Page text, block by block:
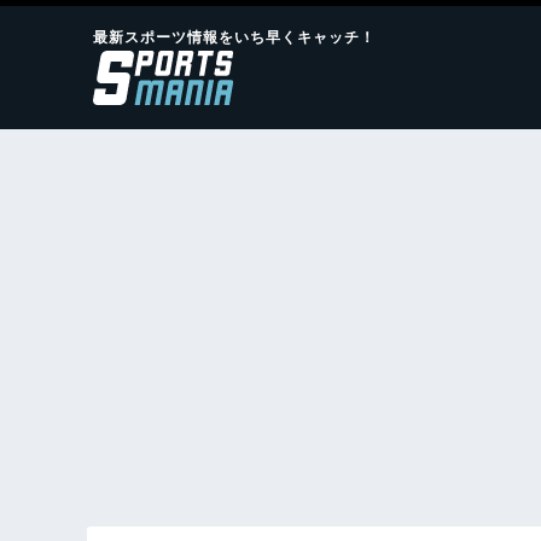
最新スポーツ情報をいち早くキャッチ！